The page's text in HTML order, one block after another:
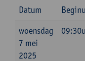
Datum
woensdag
7 mei
2025
09:30u